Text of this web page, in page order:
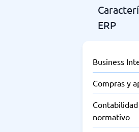
ERP
Business
Compras y
normativo